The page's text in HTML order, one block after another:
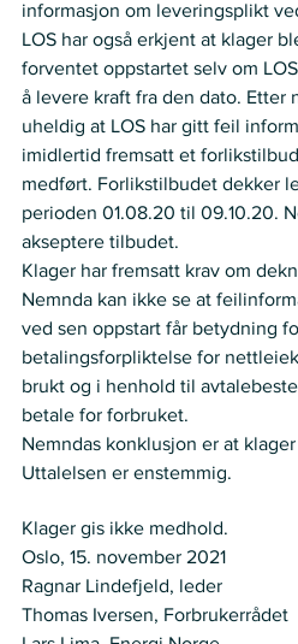
informasjon om leveringsplikt
LOS har også erkjent at klager
forventet oppstartet selv om
å levere kraft fra den dato. Etter
uheldig at LOS har gitt feil
imidlertid fremsatt et
medført. Forlikstilbudet dekker
perioden 01.08.20 til 09.10.20.
akseptere tilbudet.
Klager har fremsatt krav om
Nemnda kan ikke se at
ved sen oppstart får betydning
betalingsforpliktelse for
brukt og i henhold til
betale for forbruket.
Nemndas konklusjon er at
Uttalelsen er enstemmig.
Klager gis ikke medhold.
Oslo, 15. november 2021
Ragnar Lindefjeld, leder
Thomas Iversen, Forbrukerrådet